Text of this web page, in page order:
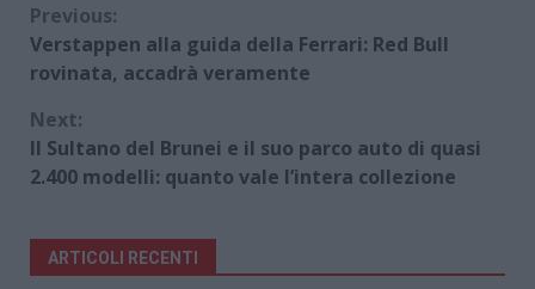
Continue
Reading
Previous:
Verstappen alla guida della Ferrari: Red Bull
rovinata, accadrà veramente
Next:
Il Sultano del Brunei e il suo parco auto di quasi
2.400 modelli: quanto vale l’intera collezione
ARTICOLI RECENTI